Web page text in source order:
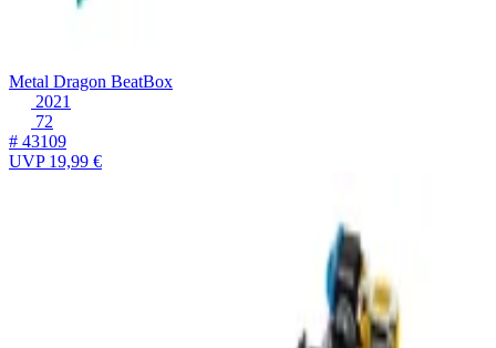
Metal Dragon BeatBox
2021
72
# 43109
UVP19,99 €